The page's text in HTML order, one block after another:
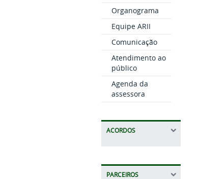
Organograma
Equipe ARII
Comunicação
Atendimento ao
público
Agenda da
assessora
ACORDOS
PARCEIROS